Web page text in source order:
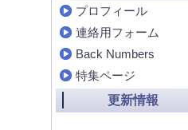
プロフィール
連絡用フォーム
Back Numbers
特集ページ
更新情報